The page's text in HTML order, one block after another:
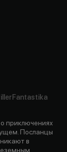
Fantastika
приключениях
Посланцы
в